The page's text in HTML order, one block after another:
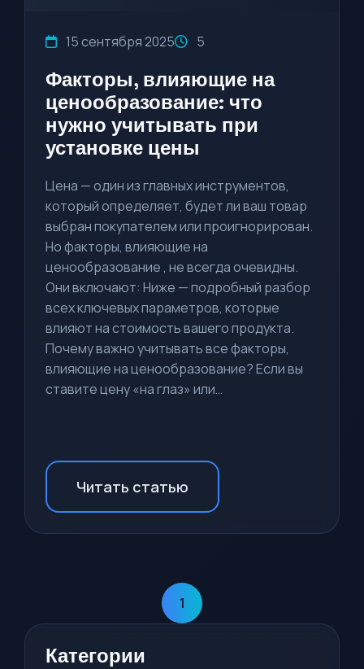
15 сентября 2025 5
Факторы, влияющие на
ценообразование: что
нужно учитывать при
установке цены
Цена — один из главных инструментов,
который определяет, будет ли ваш товар
выбран покупателем или проигнорирован.
Но факторы, влияющие на
ценообразование , не всегда очевидны.
Они включают: Ниже — подробный разбор
всех ключевых параметров, которые
влияют на стоимость вашего продукта.
Почему важно учитывать все факторы,
влияющие на ценообразование? Если вы
ставите цену «на глаз» или…
Читать статью
1
Категории